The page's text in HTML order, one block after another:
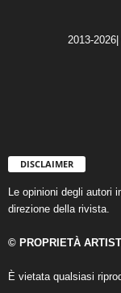
2013-
DISCLAIMER
Le opinioni degli autori
direzione della rivista.
© PROPRIETÀ
È vietata qualsiasi